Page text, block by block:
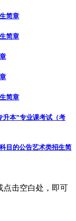
简章
简章
简章
升本”专业课考试（考
目的公告艺术类招生简
点击空白处，即可